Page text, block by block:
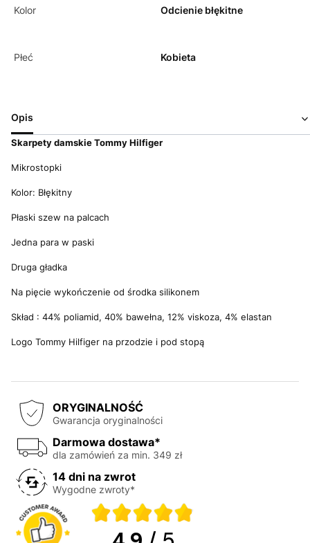
Kolor Odcienie błękitne
Płeć Kobieta
Opis
Skarpety damskie Tommy Hilfiger
Mikrostopki
Kolor: Błękitny
Płaski szew na palcach
Jedna para w paski
Druga gładka
Na pięcie wykończenie od środka silikonem
Skład : 44% poliamid, 40% bawełna, 12% viskoza, 4% elastan
Logo Tommy Hilfiger na przodzie i pod stopą
ORYGINALNOŚĆ
Gwarancja oryginalności
Darmowa dostawa*
dla zamówień za min. 349 zł
14 dni na zwrot
Wygodne zwroty*